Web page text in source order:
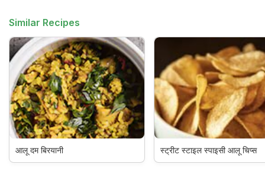
Similar Recipes
आलू दम बिरयानी स्ट्रीट स्टाइल स्पाइसी आलू चिप्स